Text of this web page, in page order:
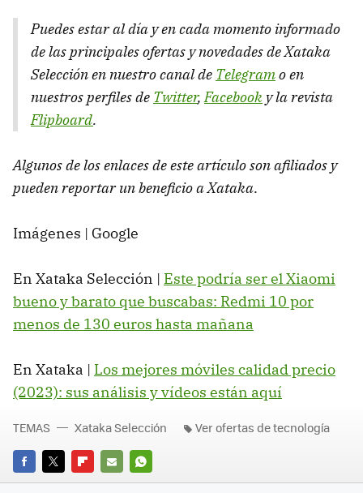
Puedes estar al día y en cada momento informado
de las principales ofertas y novedades de Xataka
Selección en nuestro canal de Telegramo en
nuestros perfiles de Twitter,Facebook y la revista
Flipboard.
Algunos de los enlaces de este artículo son afiliados y
pueden reportar un beneficio a Xataka.
Imágenes | Google
En Xataka Selección | Este podría ser el Xiaomi
bueno y barato que buscabas: Redmi 10 por
menos de 130 euros hasta mañana
En Xataka | Los mejores móviles calidad precio
(2023): sus análisis y vídeos están aquí
FACEBOOK
TWITTERFLIPBOARD
E-
WHATSAPP
TEMAS Xataka Selección Ver ofertas de tecnología